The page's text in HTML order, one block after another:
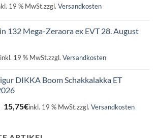
19 % MwSt.zzgl. Versandkosten
132 Mega-Zeraora ex EVT 28. August
inkl. 19 % MwSt.zzgl. Versandkosten
DIKKA Boom Schakkalakka ET
Ursprünglicher
Preis
16,99€
15,75€Aktueller
15,75€.
inkl. 19 % MwSt.zzgl. Versandkosten